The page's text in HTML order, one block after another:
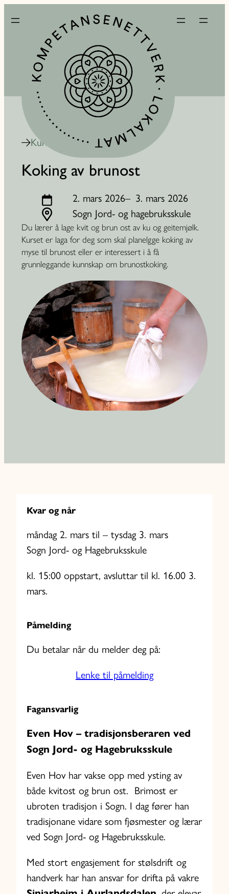
Kurskalender
Koking av brunost
2. mars 2026– 3. mars 2026
Sogn Jord- og hagebruksskule
Du lærer å lage kvit og brun ost av ku og geitemjølk.
Kurset er laga for deg som skal planelgge koking av
myse til brunost eller er interessert i å få
grunnleggande kunnskap om brunostkoking.
Kvar og når
måndag 2. mars til – tysdag 3. mars
Sogn Jord- og Hagebruksskule
kl. 15:00 oppstart, avsluttar til kl. 16.00 3.
mars.
Påmelding
Du betalar når du melder deg på:
Lenke til påmelding
Fagansvarlig
Even Hov – tradisjonsberaren ved
Sogn Jord- og Hagebruksskule
Even Hov har vakse opp med ysting av
både kvitost og brun ost. Brimost er
ubroten tradisjon i Sogn. I dag fører han
tradisjonane vidare som fjøsmester og lærar
ved Sogn Jord- og Hagebruksskule.
Med stort engasjement for stølsdrift og
handverk har han ansvar for drifta på vakre